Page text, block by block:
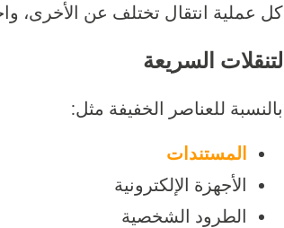
كل عملية انتقال تختلف عن الأخرى،
لتنقلات السريعة
بالنسبة للعناصر الخفيفة مثل:
المستندات
الأجهزة الإلكترونية
الطرود الشخصية